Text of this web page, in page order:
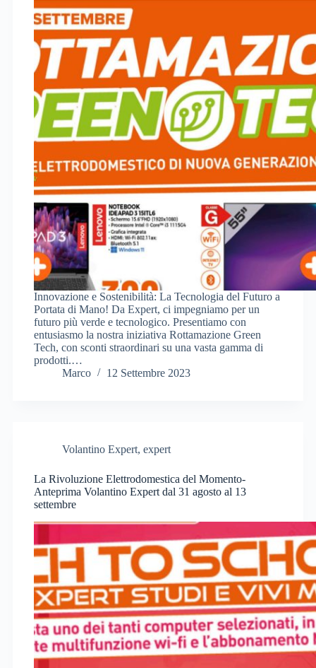
Innovazione e Sostenibilità: La Tecnologia del Futuro a
Portata di Mano! Da Expert, ci impegniamo per un
futuro più verde e tecnologico. Presentiamo con
entusiasmo la nostra iniziativa Rottamazione Green
Tech, con sconti straordinari su una vasta gamma di
prodotti.…
Marco
12 Settembre 2023
Volantino Expert, expert
La Rivoluzione Elettrodomestica del Momento-
Anteprima Volantino Expert dal 31 agosto al 13
settembre